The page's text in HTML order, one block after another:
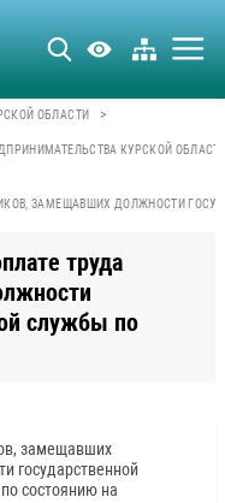
ОБЛАСТИ >
КУРСКОЙ
ЗАМЕЩАВШИХ ДОЛЖНОСТИ
труда
службы по
замещавших
государственной
состоянию на